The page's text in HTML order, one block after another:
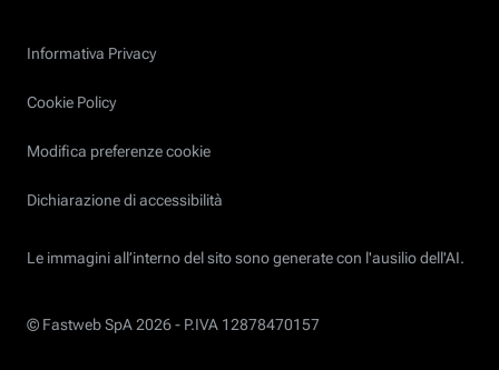
Informativa Privacy
Cookie Policy
Modifica preferenze cookie
Dichiarazione di accessibilità
Le immagini all’interno del sito sono generate con l'ausilio dell'AI.
© Fastweb SpA 2026 - P.IVA 12878470157